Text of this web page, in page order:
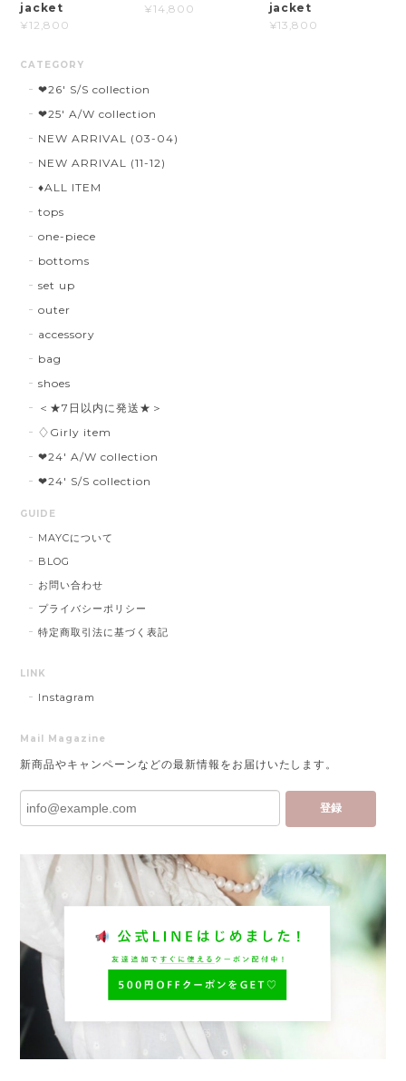
jacket
¥12,800
¥14,800
jacket
¥13,800
CATEGORY
❤︎26' S/S collection
❤︎25' A/W collection
NEW ARRIVAL (03-04)
NEW ARRIVAL (11-12)
♦︎ALL ITEM
tops
one-piece
bottoms
set up
outer
accessory
bag
shoes
＜★7日以内に発送★＞
♢Girly item
❤︎24' A/W collection
❤︎24' S/S collection
GUIDE
MAYCについて
BLOG
お問い合わせ
プライバシーポリシー
特定商取引法に基づく表記
LINK
Instagram
Mail Magazine
新商品やキャンペーンなどの最新情報をお届けいたします。
登録